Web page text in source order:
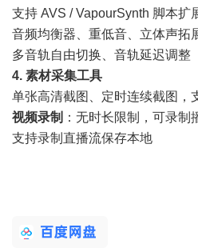
支持 AVS / VapourSynth 脚本扩
音频均衡器、重低音、立体声拓
多音轨自由切换、音轨延迟调整
4. 素材采集工具
单张高清截图、定时连续截图，
视频录制 ：无时长限制，可录制
支持录制直播流保存本地